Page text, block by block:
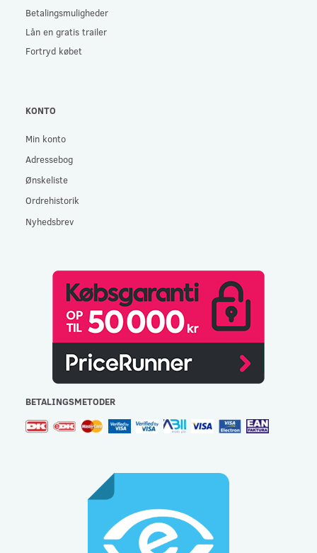
Betalingsmuligheder
Lån en gratis trailer
Fortryd købet
KONTO
Min konto
Adressebog
Ønskeliste
Ordrehistorik
Nyhedsbrev
BETALINGSMETODER